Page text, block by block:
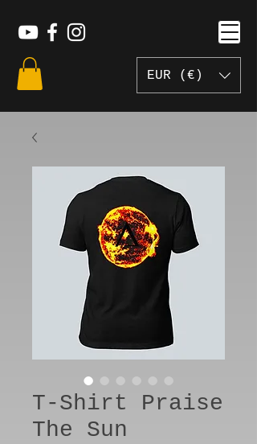
EUR (€)
T-Shirt Praise
The Sun